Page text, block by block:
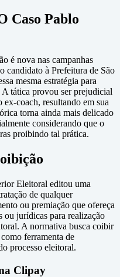
Caso Pablo
é nova nas campanhas
candidato à Prefeitura de São
mesma estratégia para
A tática provou ser prejudicial
coach, resultando em sua
torna ainda mais delicado
considerando que o
proibindo tal prática.
Eleitoral editou uma
de qualquer
ou premiação que ofereça
ou jurídicas para realização
A normativa busca coibir
ferramenta de
processo eleitoral.
Clipay